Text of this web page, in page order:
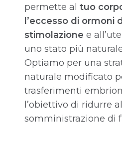
permette al tuo
l’eccesso di ormoni
stimolazione e
uno stato più
Optiamo per una
naturale modificato
trasferimenti
l’obiettivo di ridurre
somministrazione di